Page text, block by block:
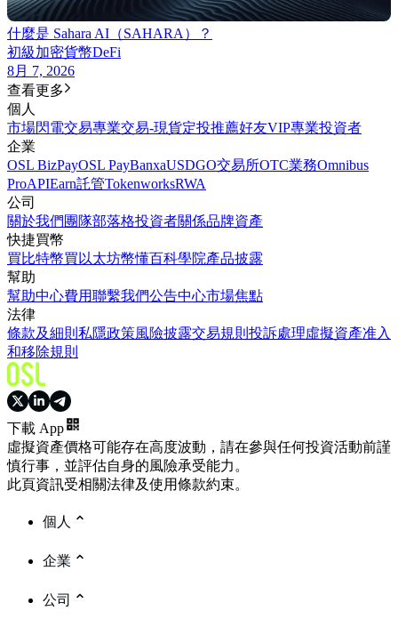
什麼是 Sahara AI（SAHARA）？
初級加密貨幣DeFi
8月 7, 2026
查看更多
個人
市場閃電交易專業交易-現貨定投推薦好友VIP專業投資者
企業
OSL BizPayOSL PayBanxaUSDGO交易所OTC業務Omnibus
ProAPIEarn託管TokenworksRWA
公司
關於我們 團隊部落格投資者關係品牌資產
快捷買幣
買比特幣買以太坊幣懂百科學院產品披露
幫助
幫助中心費用聯繫我們公告中心市場焦點
法律
條款及細則 私隱政策風險披露交易規則 投訴處理虛擬資產准入
和移除規則
下載 App
虛擬資產價格可能存在高度波動，請在參與任何投資活動前謹
慎行事，並評估自身的風險承受能力。
此頁資訊受相關法律及使用條款約束。
個人
企業
公司